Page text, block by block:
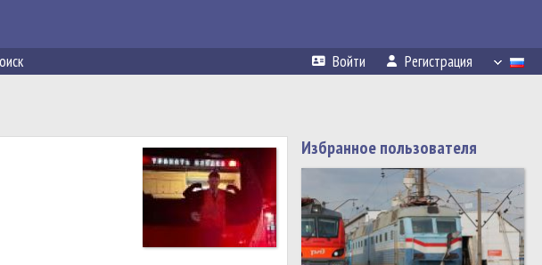
Войти Регистрация
Избранное пользователя